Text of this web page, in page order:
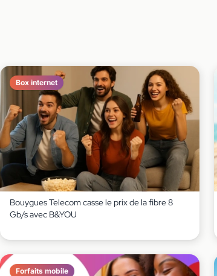
Box internet
Bouygues Telecom casse le prix de la fibre 8
Gb/s avec B&YOU
Forfaits mobile